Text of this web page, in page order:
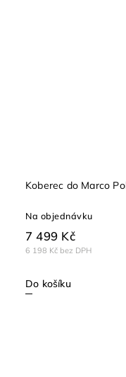
Koberec do Marco
Na objednávku
6 198 Kč bez DPH
7 499 Kč
Do košíku